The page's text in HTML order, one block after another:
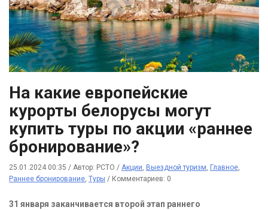
На какие европейские
курорты белорусы могут
купить туры по акции «раннее
бронирование»?
25.01.2024 00:35 / Автор: РСТО / Акции, Выездной туризм, Главное,
Раннее бронирование, Туры / Комментариев: 0
31 января заканчивается второй этап раннего